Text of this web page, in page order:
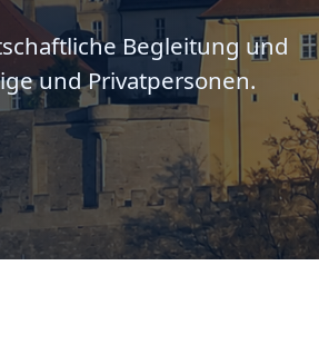
Begleitung und
und Privatpersonen.